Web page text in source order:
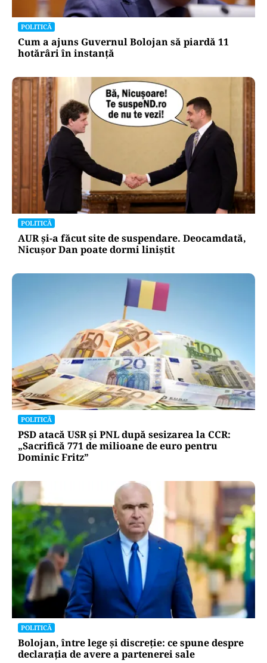
Dileme lingvistice: Parlamentul a legalizat
„persoana care are relații asemănătoare
acelora dintre soți”.
POLITICĂ
Cum a ajuns Guvernul Bolojan să piardă 11
hotărâri în instanță
POLITICĂ
AUR și-a făcut site de suspendare. Deocamdată,
Nicușor Dan poate dormi liniștit
POLITICĂ
PSD atacă USR și PNL după sesizarea la CCR:
„Sacrifică 771 de milioane de euro pentru
Dominic Fritz”